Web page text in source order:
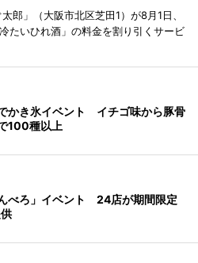
郎」（大阪市北区芝田1）が8月1日、
たいひれ酒」の料金を割り引くサービ
かき氷イベント イチゴ味から豚骨
100種以上
べろ」イベント 24店が期間限定